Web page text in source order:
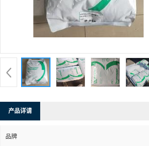
产品详请
品牌